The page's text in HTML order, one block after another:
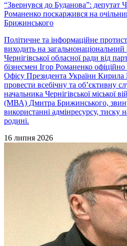
“Звернувся до Буданова”: депутат
Романенко поскаржився на
Брижинського
Політичне та інформаційне
виходить на загальнонаціональний
Чернігівської обласної ради від
бізнесмен Ігор Романенко
Офісу Президента України Кирила
провести всебічну та об’єктивну
начальника Чернігівської міської
(МВА) Дмитра Брижинського,
використанні адмінресурсу, тиску
родині.
16 липня 2026